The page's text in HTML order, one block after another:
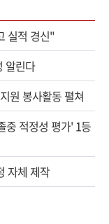
실적 경신"
알린다
원 봉사활동 펼쳐
중 적정성 평가' 1등
자체 제작